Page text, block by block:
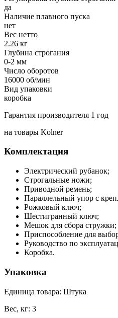
да
Наличие плавного пуска
нет
Вес нетто
2.26 кг
Глубина строгания
0-2 мм
Число оборотов
16000 об/мин
Вид упаковки
коробка
Гарантия производителя 1 год
на товары Kolner
Комплектация
Электрический рубанок;
Строгальные ножи;
Приводной ремень;
Параллельный упор с
Рожковый ключ;
Шестигранный ключ;
Мешок для сбора стружки;
Приспособление для
Руководство по
Коробка.
Упаковка
Единица товара: Штука
Вес, кг: 3